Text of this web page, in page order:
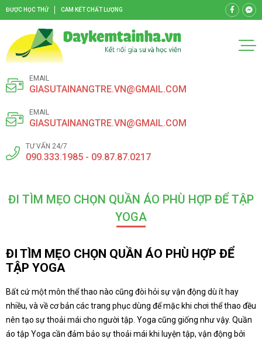
ĐƯỢC HỌC THỬ CAM KẾT CHẤT LƯỢNG
EMAIL
GIASUTAINANGTRE.VN@GMAIL.COM
EMAIL
GIASUTAINANGTRE.VN@GMAIL.COM
TƯ VẤN 24/7
090.333.1985 - 09.87.87.0217
ĐI TÌM MẸO CHỌN QUẦN ÁO PHÙ HỢP ĐỂ TẬP
YOGA
ĐI TÌM MẸO CHỌN QUẦN ÁO PHÙ HỢP ĐỂ
TẬP YOGA
Bất cứ một môn thể thao nào cũng đòi hỏi sự vận động dù ít hay
nhiều, và về cơ bản các trang phục dùng để mặc khi chơi thể thao đều
nên tạo sự thoải mái cho người tập. Yoga cũng giống như vậy. Quần
áo tập Yoga cần đảm bảo sự thoải mái khi luyện tập, vận động bởi